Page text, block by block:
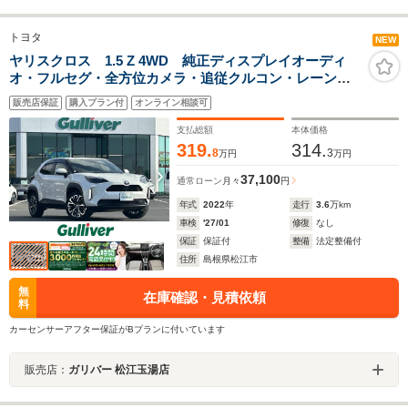
トヨタ NEW
ヤリスクロス 1.5 Z 4WD 純正ディスプレイオーディ
オ・フルセグ・全方位カメラ・追従クルコン・レーント
レーシングアシスト・プリクラッシュセーフティ・パー
キングサポートブレーキ・ステアリングヒーター・シー
トヒーター・純正18AW
販売店保証 購入プラン付 オンライン相談可
支払総額
319.8万円
本体価格
314.3万円
通常ローン 月々37,100円
年式 2022年 走行 3.6万km
車検
'27/01 修復
なし
保証
保証付 整備
法定整備付
住所
島根県松江市
無
料
在庫確認・見積依頼
カーセンサーアフター保証がBプランに付いています
販売店： ガリバー 松江玉湯店